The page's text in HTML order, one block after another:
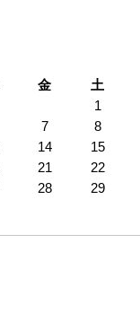
金
土
1
7
8
14
15
21
22
28
29